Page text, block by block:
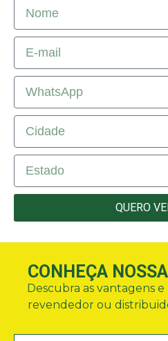
QUERO
CONHEÇA
Descubra as vantagens
revendedor ou